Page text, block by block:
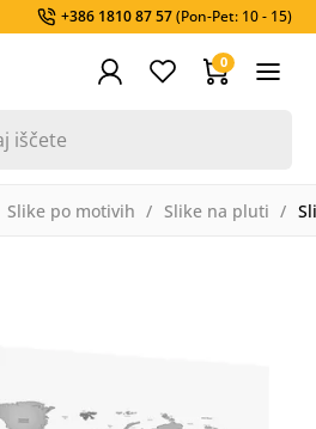
+386 1810 87 57(Pon-Pet: 10 - 15)
0
Slike po motivih Slike na pluti